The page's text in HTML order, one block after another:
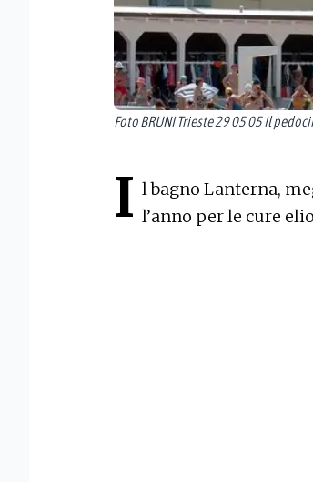
Foto BRUNI Trieste 29 05 05 Il
I l bagno Lanterna,
l’anno per le cure